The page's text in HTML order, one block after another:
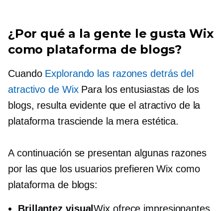
¿Por qué a la gente le gusta Wix
como plataforma de blogs?
Cuando Explorando las razones detrás del
atractivo de WixPara los entusiastas de los
blogs, resulta evidente que el atractivo de la
plataforma trasciende la mera estética.
A continuación se presentan algunas razones
por las que los usuarios prefieren Wix como
plataforma de blogs:
Brillantez visualWix ofrece impresionantes